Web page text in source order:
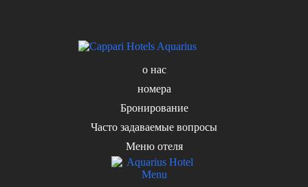
о нас
номера
Бронирование
Часто задаваемые вопросы
Меню отеля